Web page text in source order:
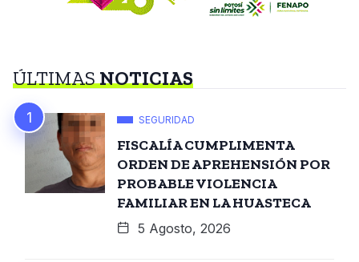
ÚLTIMASNOTICIAS
SEGURIDAD
FISCALÍA CUMPLIMENTA
ORDEN DE APREHENSIÓN POR
PROBABLE VIOLENCIA
FAMILIAR EN LA HUASTECA
5 Agosto, 2026